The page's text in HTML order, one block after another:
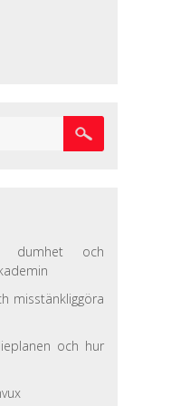
dumhet och
misstänkliggöra
och hur